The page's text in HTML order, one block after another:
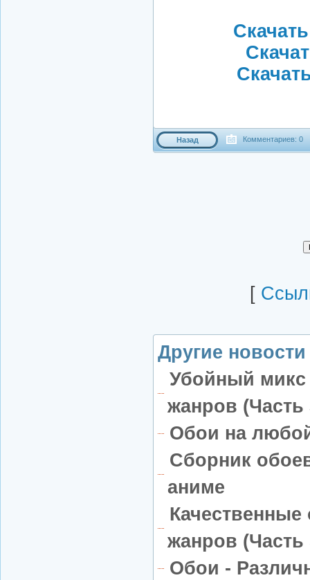
Назад Комментариев: 0
[
Другие
Убойный микс
жанров (Часть
Обои на
Сборник
аниме
жанров (Часть
Обои -